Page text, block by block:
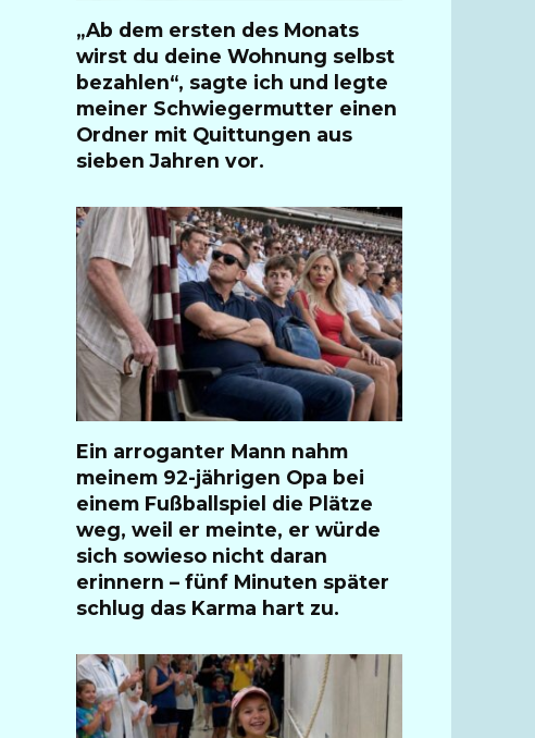
„Ab dem ersten des Monats
wirst du deine Wohnung selbst
bezahlen“, sagte ich und legte
meiner Schwiegermutter einen
Ordner mit Quittungen aus
sieben Jahren vor.
Ein arroganter Mann nahm
meinem 92-jährigen Opa bei
einem Fußballspiel die Plätze
weg, weil er meinte, er würde
sich sowieso nicht daran
erinnern – fünf Minuten später
schlug das Karma hart zu.